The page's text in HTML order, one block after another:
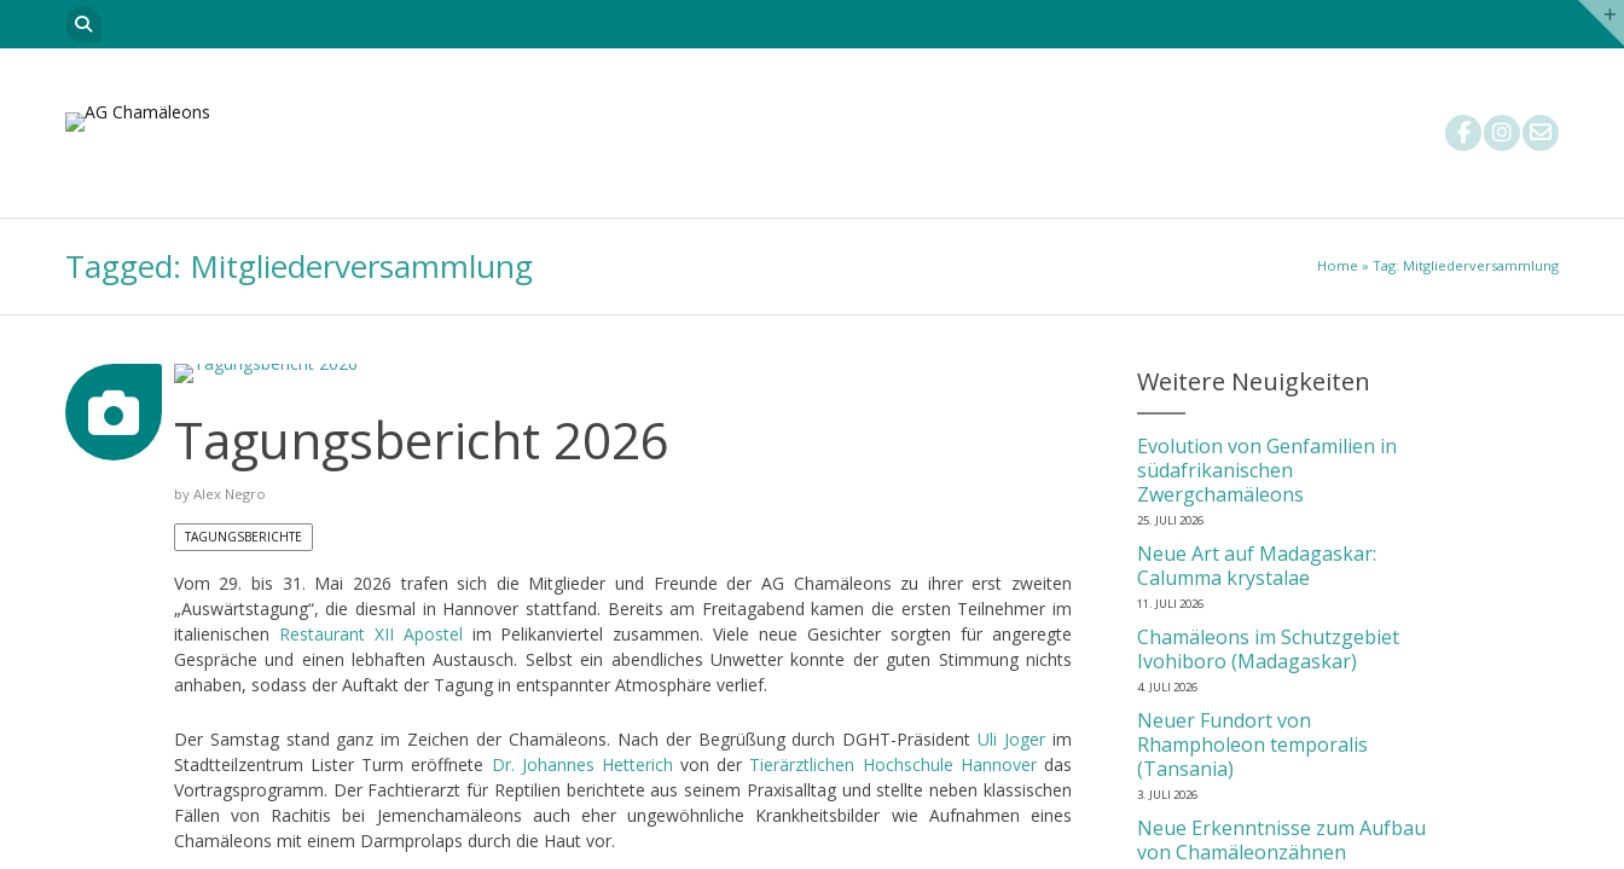
Tagged: Mitgliederversammlung Home » Tag: Mitgliederversammlung
Tagungsbericht 2026
by Alex Negro
TAGUNGSBERICHTE
Vom 29. bis 31. Mai 2026 trafen sich die Mitglieder und Freunde der AG Chamäleons zu ihrer erst zweiten
„Auswärtstagung“, die diesmal in Hannover stattfand. Bereits am Freitagabend kamen die ersten Teilnehmer im
italienischen Restaurant XII Apostel im Pelikanviertel zusammen. Viele neue Gesichter sorgten für angeregte
Gespräche und einen lebhaften Austausch. Selbst ein abendliches Unwetter konnte der guten Stimmung nichts
anhaben, sodass der Auftakt der Tagung in entspannter Atmosphäre verlief.
Der Samstag stand ganz im Zeichen der Chamäleons. Nach der Begrüßung durch DGHT-PräsidentUli Joger im
Stadtteilzentrum Lister Turm eröffnete Dr. Johannes Hetterich von der Tierärztlichen Hochschule Hannoverdas
Vortragsprogramm. Der Fachtierarzt für Reptilien berichtete aus seinem Praxisalltag und stellte neben klassischen
Fällen von Rachitis bei Jemenchamäleons auch eher ungewöhnliche Krankheitsbilder wie Aufnahmen eines
Chamäleons mit einem Darmprolaps durch die Haut vor.
Weitere Neuigkeiten
Evolution von Genfamilien in
südafrikanischen
Zwergchamäleons
25. JULI 2026
Neue Art auf Madagaskar:
Calumma krystalae
11. JULI 2026
Chamäleons im Schutzgebiet
Ivohiboro (Madagaskar)
4. JULI 2026
Neuer Fundort von
Rhampholeon temporalis
(Tansania)
3. JULI 2026
Neue Erkenntnisse zum Aufbau
von Chamäleonzähnen